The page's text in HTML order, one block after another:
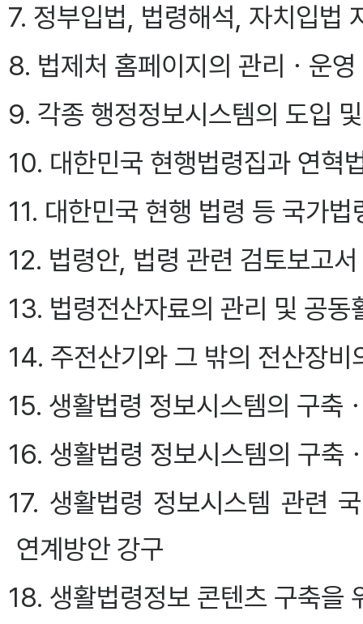
7. 정부입법, 법령해석, 자치입법
8. 법제처 홈페이지의 관리ㆍ운영
9. 각종 행정정보시스템의 도입
10. 대한민국 현행법령집과 연혁
11. 대한민국 현행 법령 등 국가
12. 법령안, 법령 관련 검토보고
13. 법령전산자료의 관리 및 공동
14. 주전산기와 그 밖의 전산장비
15. 생활법령 정보시스템의 구축
16. 생활법령 정보시스템의 구축
17. 생활법령 정보시스템 관련
연계방안 강구
18. 생활법령정보 콘텐츠 구축을